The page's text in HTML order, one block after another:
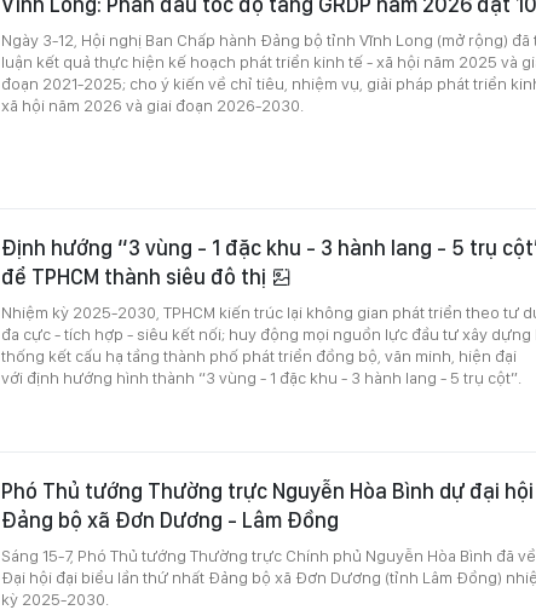
Ngày 3-12, Hội nghị Ban Chấp hành Đảng bộ tỉnh Vĩnh Long (mở rộng) đã
luận kết quả thực hiện kế hoạch phát triển kinh tế - xã hội năm 2025 và
đoạn 2021-2025; cho ý kiến về chỉ tiêu, nhiệm vụ, giải pháp phát triển
xã hội năm 2026 và giai đoạn 2026-2030.
Định hướng “3 vùng - 1 đặc khu - 3 hành lang - 5 trụ
để TPHCM thành siêu đô thị
Nhiệm kỳ 2025-2030, TPHCM kiến trúc lại không gian phát triển theo tư
đa cực - tích hợp - siêu kết nối; huy động mọi nguồn lực đầu tư xây dựng
thống kết cấu hạ tầng thành phố phát triển đồng bộ, văn minh, hiện đại
với định hướng hình thành “3 vùng - 1 đặc khu - 3 hành lang - 5 trụ cột”.
Phó Thủ tướng Thường trực Nguyễn Hòa Bình dự đại hội
Đảng bộ xã Đơn Dương - Lâm Đồng
Sáng 15-7, Phó Thủ tướng Thường trực Chính phủ Nguyễn Hòa Bình đã
Đại hội đại biểu lần thứ nhất Đảng bộ xã Đơn Dương (tỉnh Lâm Đồng)
kỳ 2025-2030.